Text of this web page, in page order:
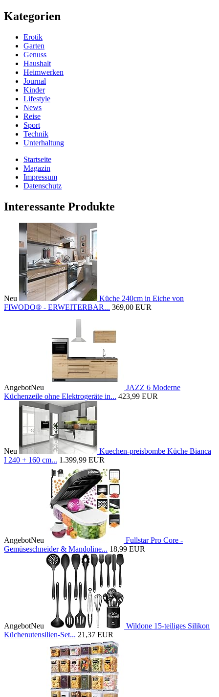
Kategorien
Erotik
Garten
Genuss
Haushalt
Heimwerken
Journal
Kinder
Lifestyle
News
Reise
Sport
Technik
Unterhaltung
Startseite
Magazin
Impressum
Datenschutz
Interessante Produkte
Neu
Küche 240cm in Eiche von
FIWODO® - ERWEITERBAR... 369,00 EUR
AngebotNeu
JAZZ 6 Moderne
Küchenzeile ohne Elektrogeräte in... 423,99 EUR
Neu
Kuechen-preisbombe Küche Bianca
I 240 + 160 cm... 1.399,99 EUR
AngebotNeu
Fullstar Pro Core -
Gemüseschneider & Mandoline... 18,99 EUR
AngebotNeu
Wildone 15-teiliges Silikon
Küchenutensilien-Set... 21,37 EUR